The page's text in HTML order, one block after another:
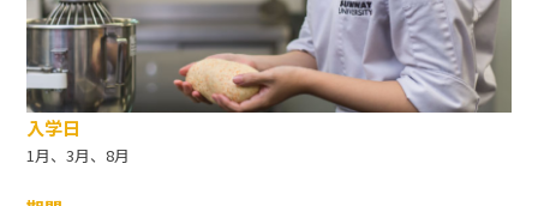
入学日
1月、3月、8月